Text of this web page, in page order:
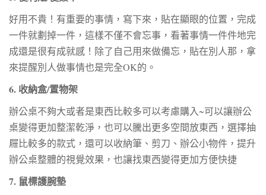
好用不貴！有重要的事情，寫下來，貼在顯眼的位置，完成
一件就劃掉一件，這樣不僅不會忘事，看著事情一件件地完
成還是很有成就感！除了自己用來做備忘，貼在別人那，拿
來提醒別人做事情也是完全OK的。
6. 收納盒/置物架
辦公桌不夠大或者是東西比較多可以考慮購入~可以讓辦公
桌變得更加整潔乾淨，也可以騰出更多空間放東西，選擇抽
屜比較多的款式，還可以收納筆、剪刀、辦公小物件，提升
辦公桌整體的視覺效果，也讓找東西變得更加方便快捷
7. 鼠標護腕墊